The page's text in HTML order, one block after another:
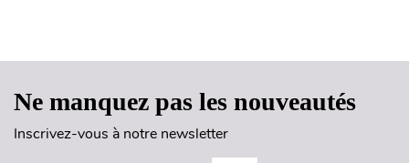
Ne manquez pas les nouveautés
Inscrivez-vous à notre newsletter